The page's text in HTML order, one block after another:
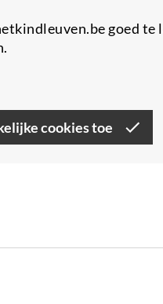
goed
cookies toe